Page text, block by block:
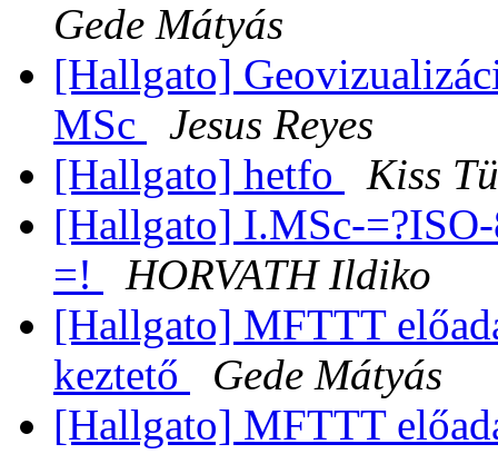
Gede Mátyás
[Hallgato]
MSc
Jesus Reyes
[Hallgato] hetfo
Kiss
[Hallgato] I.MSc-
=!
HORVATH Ildiko
[Hallgato] MFTTT
keztető
Gede Mátyás
[Hallgato] MFTTT